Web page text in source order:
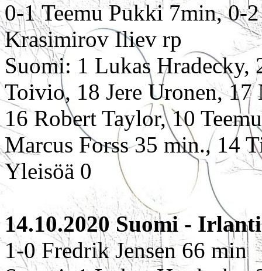
0-1 Teemu Pukki 7min, 0-
Krasimirov Iliev rp
Suomi: 1 Lukas Hradecky,
Toivio, 18 Jere Uronen,
16 Robert Taylor, 10
Marcus Forss 35 min., 14
Yleisöä 0
14.10.2020 Suomi -
1-0 Fredrik Jensen 66 min